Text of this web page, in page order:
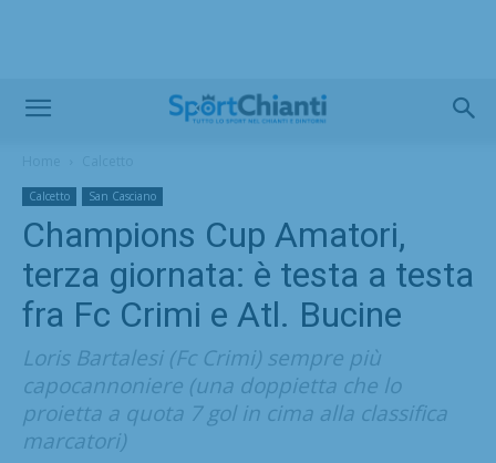
Calcetto San Casciano
Champions Cup Amatori,
terza giornata: è testa a testa
fra Fc Crimi e Atl. Bucine
Loris Bartalesi (Fc Crimi) sempre più
capocannoniere (una doppietta che lo
proietta a quota 7 gol in cima alla classifica
marcatori)